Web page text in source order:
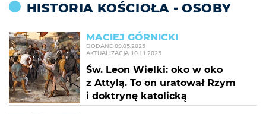
HISTORIA KOŚCIOŁA - OSOBY
MACIEJ GÓRNICKI
DODANE 09.05.2025
AKTUALIZACJA 10.11.2025
Św. Leon Wielki: oko w oko
z Attylą. To on uratował Rzym
i doktrynę katolicką